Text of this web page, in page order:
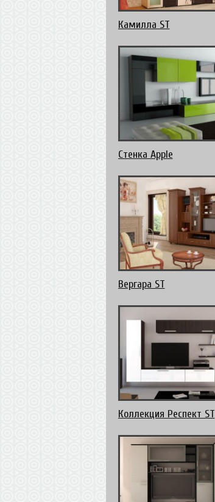
Камилла ST
Стенка Apple
Вергара ST
Коллекция Респект ST